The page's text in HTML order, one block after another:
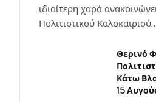
ιδιαίτερη χαρά
Πολιτιστικού
Θερινό
Κάτω
15